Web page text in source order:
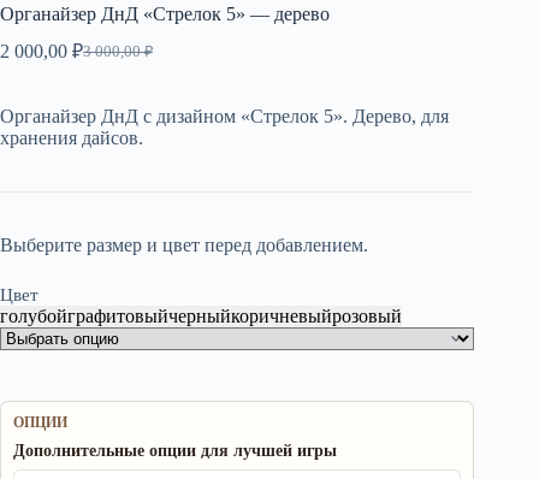
Органайзер ДнД «Стрелок 5» — дерево
3 000,00₽
Первоначальная
3
000,00 ₽.
2 000,00 ₽
Текущая
000,00 ₽.
Органайзер ДнД с дизайном «Стрелок 5». Дерево, для
хранения дайсов.
Выберите размер и цвет перед добавлением.
Цвет
голубойграфитовыйчерныйкоричневыйрозовый
ОПЦИИ
Дополнительные опции для лучшей игры